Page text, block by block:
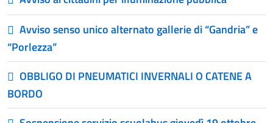
Avviso senso unico alternato gallerie di “Gandria” e
“Porlezza”
OBBLIGO DI PNEUMATICI INVERNALI O CATENE A
BORDO